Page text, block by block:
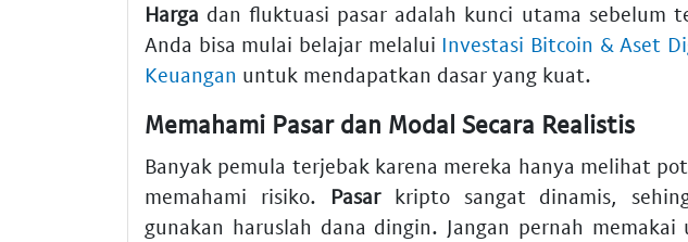
Harga dan fluktuasi pasar adalah kunci utama sebelum
Anda bisa mulai belajar melalui Investasi Bitcoin & Aset
Keuangan untuk mendapatkan dasar yang kuat.
Memahami Pasar dan Modal Secara Realistis
Banyak pemula terjebak karena mereka hanya melihat
memahami risiko. Pasarkripto sangat dinamis,
gunakan haruslah dana dingin. Jangan pernah